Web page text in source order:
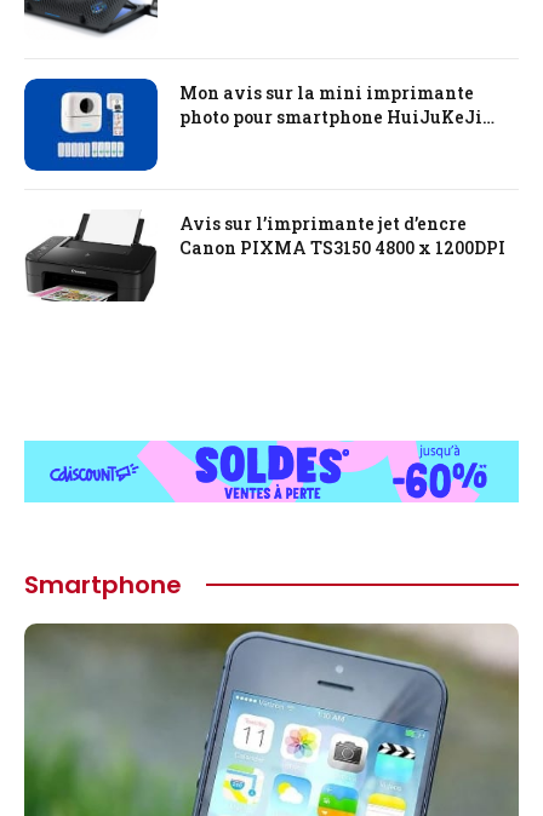
Mon avis sur la mini imprimante
photo pour smartphone HuiJuKeJi
Avis sur l’imprimante jet d’encre
Canon PIXMA TS3150 4800 x 1200DPI
Smartphone